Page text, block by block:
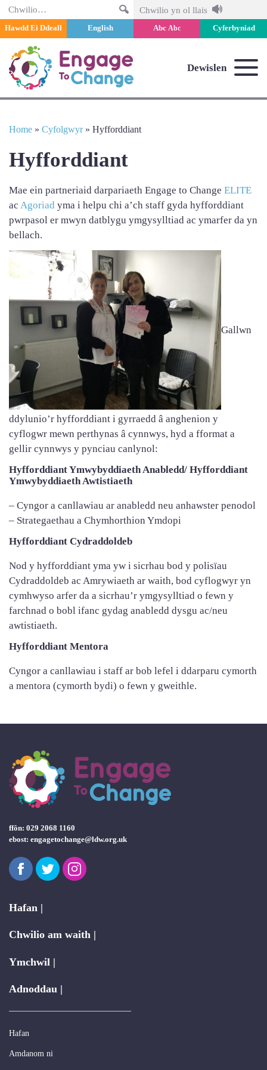
Chwilio Chwilio yn ol llais
Hawdd Ei Ddeall English Abc Abc Cyferbyniad
Dewislen
Home » Cyfolgwyr» Hyfforddiant
Hyfforddiant
Mae ein partneriaid darpariaeth Engage to Change ELITE
ac Agoriad yma i helpu chi a’ch staff gyda hyfforddiant
pwrpasol er mwyn datblygu ymgysylltiad ac ymarfer da yn
bellach.
Gallwn
ddylunio’r hyfforddiant i gyrraedd â anghenion y
cyflogwr mewn perthynas â cynnwys, hyd a fformat a
gellir cynnwys y pynciau canlynol:
Hyfforddiant Ymwybyddiaeth Anabledd/ Hyfforddiant
Ymwybyddiaeth Awtistiaeth
– Cyngor a canllawiau ar anabledd neu anhawster penodol
– Strategaethau a Chymhorthion Ymdopi
Hyfforddiant Cydraddoldeb
Nod y hyfforddiant yma yw i sicrhau bod y polisïau
Cydraddoldeb ac Amrywiaeth ar waith, bod cyflogwyr yn
cymhwyso arfer da a sicrhau’r ymgysylltiad o fewn y
farchnad o bobl ifanc gydag anabledd dysgu ac/neu
awtistiaeth.
Hyfforddiant Mentora
Cyngor a canllawiau i staff ar bob lefel i ddarparu cymorth
a mentora (cymorth bydi) o fewn y gweithle.
ffôn: 029 2068 1160
ebost: engagetochange@ldw.org.uk
FacebookTwitterInstagram
Hafan |
Chwilio am waith |
Ymchwil |
Adnoddau |
Hafan
Amdanom ni